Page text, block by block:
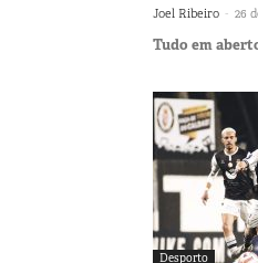
Joel Ribeiro - 26
Tudo em
Desporto